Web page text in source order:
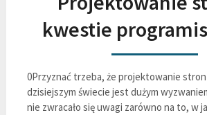
kwestie
0Przyznać trzeba, że projektowanie
dzisiejszym świecie jest dużym
nie zwracało się uwagi zarówno na to, w